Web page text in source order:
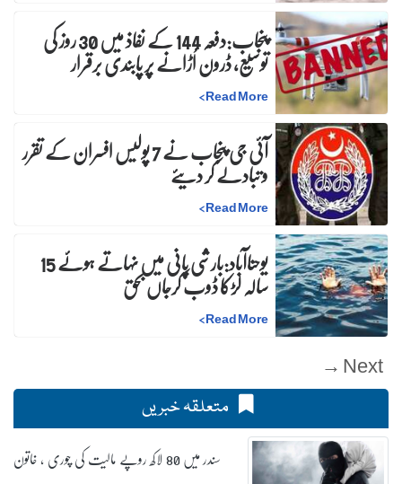
پنجاب:دفعہ 144 کے نفاذ میں 30 روز کیتوسیع، ڈرون اُڑانے پر پابندی برقرار
Read More
>
آئی جی پنجاب نے 7 پولیس افسران کے تقرر و تبادلے کر دیئے
Read More
>
یوحناآباد:بارشی پانی میں نہاتے ہوئے 15 سالہ لڑکا ڈوب کرجاں بحق
Read More
>
Next →
متعلقہ خبریں
سندر میں 80 لاکھ روپے مالیت کی چوری ، خاتون